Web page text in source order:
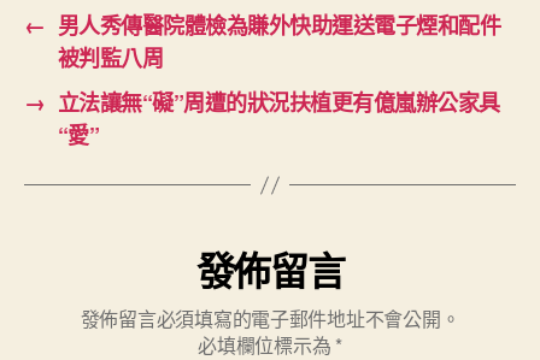
← 男人秀傳醫院體檢為賺外快助運送電子煙和配件
被判監八周
→ 立法讓無“礙”周遭的狀況扶植更有億嵐辦公家具
“愛”
發佈留言
發佈留言必須填寫的電子郵件地址不會公開。
必填欄位標示為 *